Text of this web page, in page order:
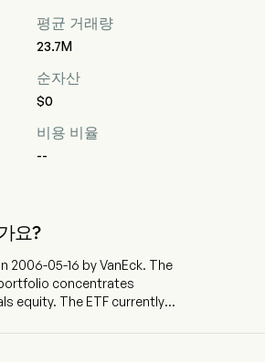
평균 거래량
23.7M
순자산
$0
비용 비율
--
요?
2006-05-16 by VanEck. The
concentrates
equity. The ETF currently